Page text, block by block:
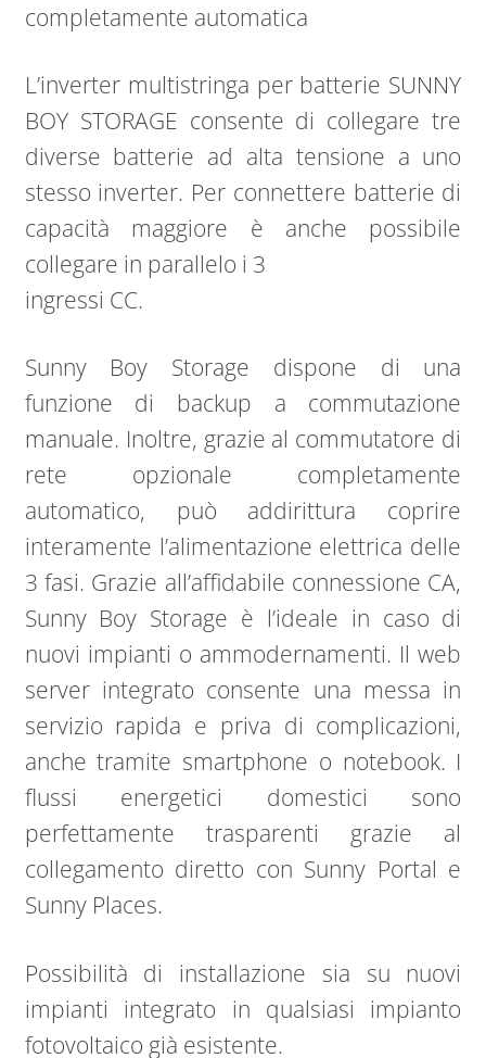
completamente automatica
L’inverter multistringa per batterie SUNNY
BOY STORAGE consente di collegare tre
diverse batterie ad alta tensione a uno
stesso inverter. Per connettere batterie di
capacità maggiore è anche possibile
collegare in parallelo i 3
ingressi CC.
Sunny Boy Storage dispone di una
funzione di backup a commutazione
manuale. Inoltre, grazie al commutatore di
rete opzionale completamente
automatico, può addirittura coprire
interamente l’alimentazione elettrica delle
3 fasi. Grazie all’affidabile connessione CA,
Sunny Boy Storage è l’ideale in caso di
nuovi impianti o ammodernamenti. Il web
server integrato consente una messa in
servizio rapida e priva di complicazioni,
anche tramite smartphone o notebook. I
flussi energetici domestici sono
perfettamente trasparenti grazie al
collegamento diretto con Sunny Portal e
Sunny Places.
Possibilità di installazione sia su nuovi
impianti integrato in qualsiasi impianto
fotovoltaico già esistente.